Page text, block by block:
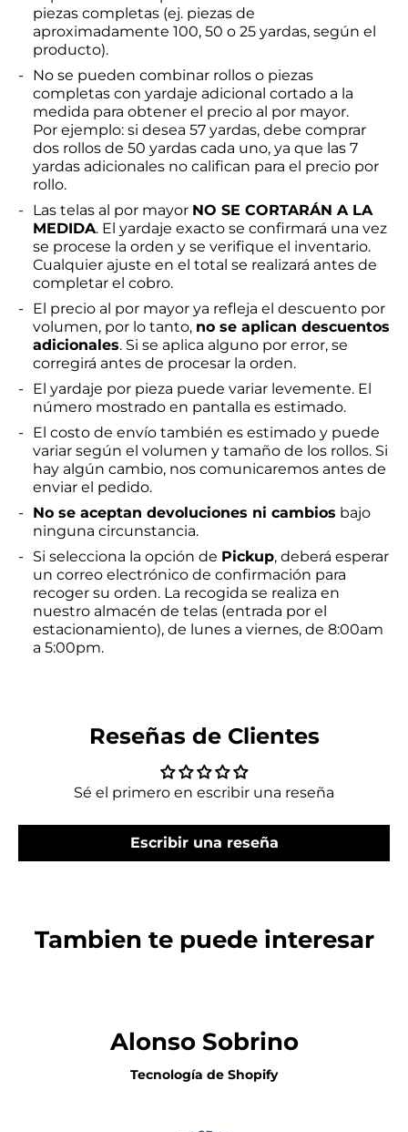
piezas completas (ej. piezas de
aproximadamente 100, 50 o 25 yardas, según el
producto).
No se pueden combinar rollos o piezas
completas con yardaje adicional cortado a la
medida para obtener el precio al por mayor.
Por ejemplo: si desea 57 yardas, debe comprar
dos rollos de 50 yardas cada uno, ya que las 7
yardas adicionales no califican para el precio por
rollo.
Las telas al por mayor NO SE CORTARÁN A LA
MEDIDA. El yardaje exacto se confirmará una vez
se procese la orden y se verifique el inventario.
Cualquier ajuste en el total se realizará antes de
completar el cobro.
El precio al por mayor ya refleja el descuento por
volumen, por lo tanto, no se aplican descuentos
adicionales. Si se aplica alguno por error, se
corregirá antes de procesar la orden.
El yardaje por pieza puede variar levemente. El
número mostrado en pantalla es estimado.
El costo de envío también es estimado y puede
variar según el volumen y tamaño de los rollos. Si
hay algún cambio, nos comunicaremos antes de
enviar el pedido.
No se aceptan devoluciones ni cambios bajo
ninguna circunstancia.
Si selecciona la opción de Pickup, deberá esperar
un correo electrónico de confirmación para
recoger su orden. La recogida se realiza en
nuestro almacén de telas (entrada por el
estacionamiento), de lunes a viernes, de 8:00am
a 5:00pm.
Reseñas de Clientes
Sé el primero en escribir una reseña
Escribir una reseña
Tambien te puede interesar
Alonso Sobrino
Tecnología de Shopify